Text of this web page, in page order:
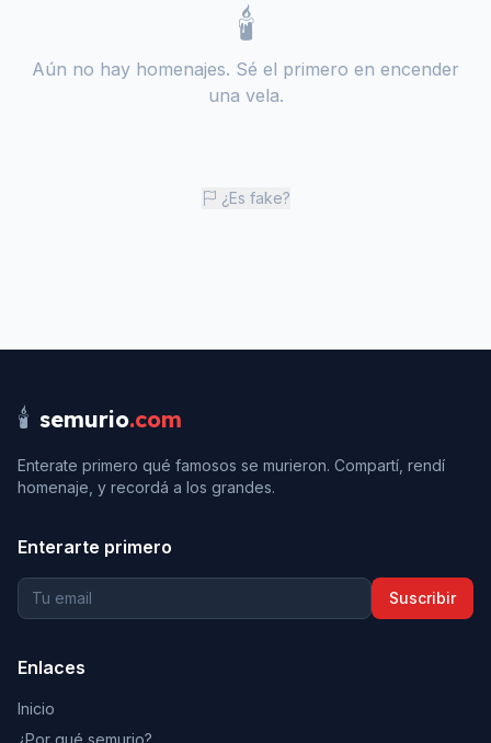
🕯️
Aún no hay homenajes. Sé el primero en encender
una vela.
¿Es fake?
🕯️ semurio.com
Enterate primero qué famosos se murieron. Compartí, rendí
homenaje, y recordá a los grandes.
Enterarte primero
Suscribir
Enlaces
Inicio
¿Por qué semurio?